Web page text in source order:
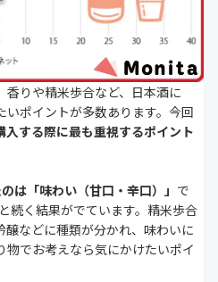
りや精米歩合など、日本酒に
いポイントが多数あります。今回
入する際に最も重視するポイント
は「味わい（甘口・辛口）」 で
続く結果がでています。精米歩合
醸などに種類が分かれ、味わいに
でお考えなら気にかけたいポイ